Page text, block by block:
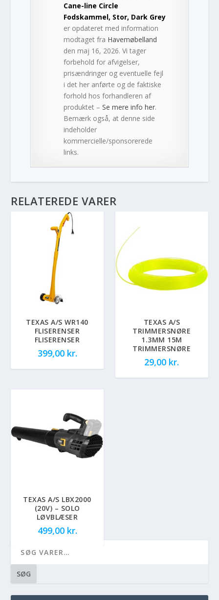
Cane-line Circle
Fodskammel, Stor, Dark Grey
er opdateret med information
modtaget fra Havemøbelland
den maj 16, 2026. Vi tager
forbehold for afvigelser,
prisændringer og eventuelle fejl
i det her anførte og de faktiske
forhold hos forhandleren af
produktet –Se mere info her.
Bemærk også, at denne side
indeholder
kommercielle/sponsorerede
links.
RELATEREDE VARER
TEXAS A/S WR140
FLISERENSER
FLISERENSER
399,00 kr.
TEXAS A/S
TRIMMERSNØRE
1.3MM 15M
TRIMMERSNØRE
29,00 kr.
TEXAS A/S LBX2000
(20V) – SOLO
LØVBLÆSER
499,00 kr.
SØG